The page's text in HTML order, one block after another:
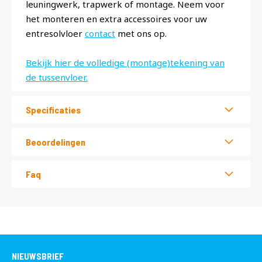
leuningwerk, trapwerk of montage. Neem voor
het monteren en extra accessoires voor uw
entresolvloer contact met ons op.
Bekijk hier de volledige (montage)tekening van
de tussenvloer.
Specificaties
Beoordelingen
Faq
NIEUWSBRIEF